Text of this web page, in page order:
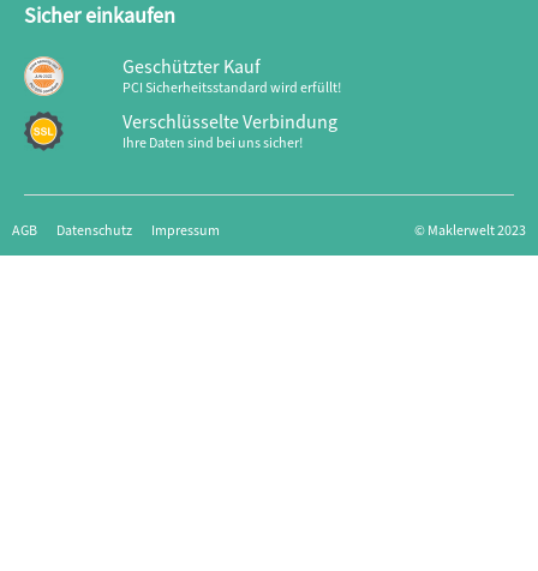
Sicher einkaufen
Geschützter Kauf
PCI Sicherheitsstandard wird erfüllt!
Verschlüsselte Verbindung
Ihre Daten sind bei uns sicher!
AGB Datenschutz Impressum © Maklerwelt 2023